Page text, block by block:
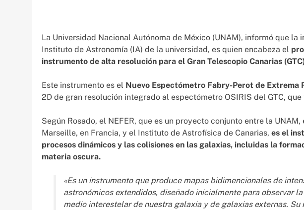
La Universidad Nacional Autónoma de México (UNAM), informó que la
Instituto de Astronomía (IA) de la universidad, es quien encabeza el
instrumento de alta resolución para el Gran Telescopio Canarias
Este instrumento es el Nuevo Espectómetro Fabry-Perot de Extrema
2D de gran resolución integrado al espectómetro OSIRIS del GTC,
Según Rosado, el NEFER, que es un proyecto conjunto entre la
Marseille, en Francia, y el Instituto de Astrofísica de Canarias, es el
procesos dinámicos y las colisiones en las galaxias, incluidas la
materia oscura.
«Es un instrumento que produce mapas bidimencionales de
astronómicos extendidos, diseñado inicialmente para observar
medio interestelar de nuestra galaxia y de galaxias externas.